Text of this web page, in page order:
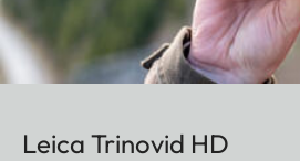
Leica Trinovid HD